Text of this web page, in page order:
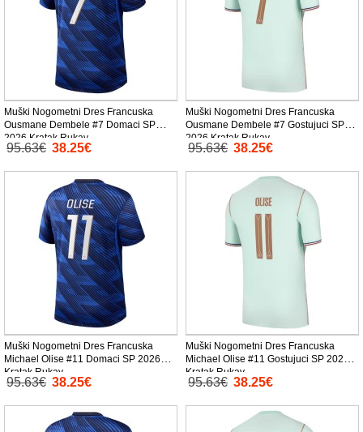
Muški Nogometni Dres Francuska
Ousmane Dembele #7 Domaci SP
2026 Kratak Rukav
95.63€ 38.25€
Muški Nogometni Dres Francuska
Ousmane Dembele #7 Gostujuci SP
2026 Kratak Rukav
95.63€ 38.25€
Muški Nogometni Dres Francuska
Michael Olise #11 Domaci SP 2026
Kratak Rukav
95.63€ 38.25€
Muški Nogometni Dres Francuska
Michael Olise #11 Gostujuci SP 2026
Kratak Rukav
95.63€ 38.25€